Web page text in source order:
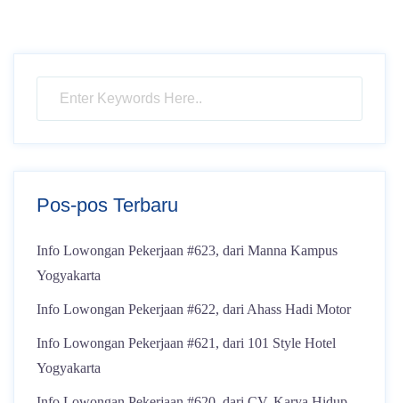
Pos-pos Terbaru
Info Lowongan Pekerjaan #623, dari Manna Kampus
Yogyakarta
Info Lowongan Pekerjaan #622, dari Ahass Hadi Motor
Info Lowongan Pekerjaan #621, dari 101 Style Hotel
Yogyakarta